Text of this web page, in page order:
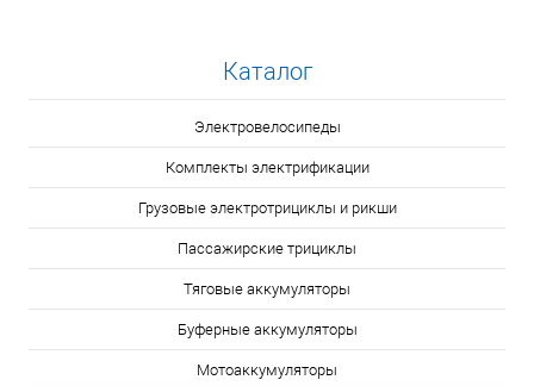
Каталог
Электровелосипеды
Комплекты электрификации
Грузовые электротрициклы и рикши
Пассажирские трициклы
Тяговые аккумуляторы
Буферные аккумуляторы
Мотоаккумуляторы